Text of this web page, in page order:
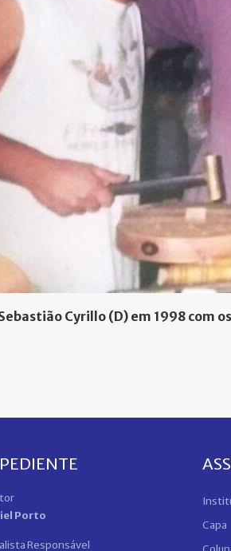
Cyrillo (D) em 1998 com
Porto
Responsável
Capa